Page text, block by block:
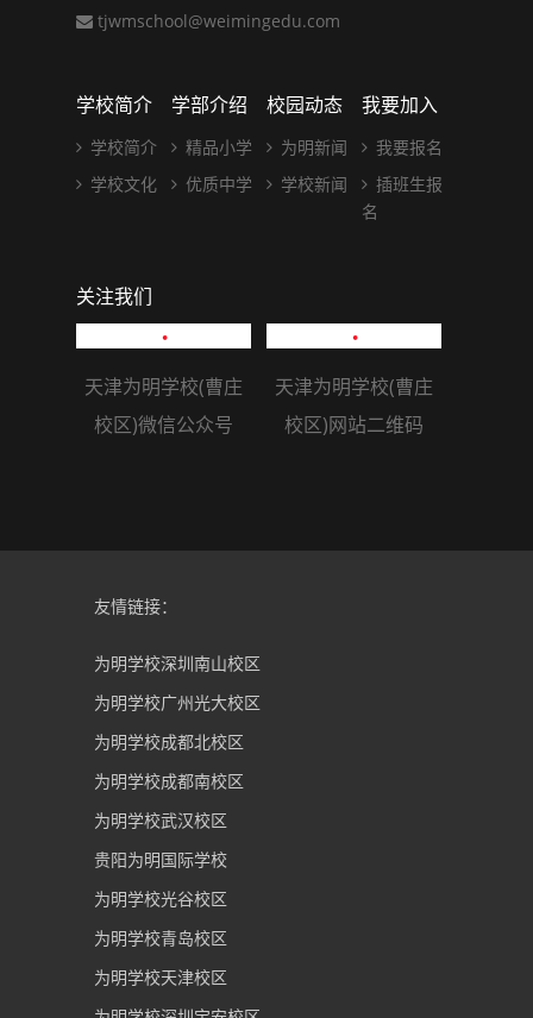
tjwmschool@weimingedu.com
学校简介
学校简介
学校文化
学部介绍
精品小学
优质中学
校园动态
为明新闻
学校新闻
我要加入
我要报名
插班生报
名
关注我们
天津为明学校(曹庄
校区)微信公众号
天津为明学校(曹庄
校区)网站二维码
友情链接：
为明学校深圳南山校区
为明学校广州光大校区
为明学校成都北校区
为明学校成都南校区
为明学校武汉校区
贵阳为明国际学校
为明学校光谷校区
为明学校青岛校区
为明学校天津校区